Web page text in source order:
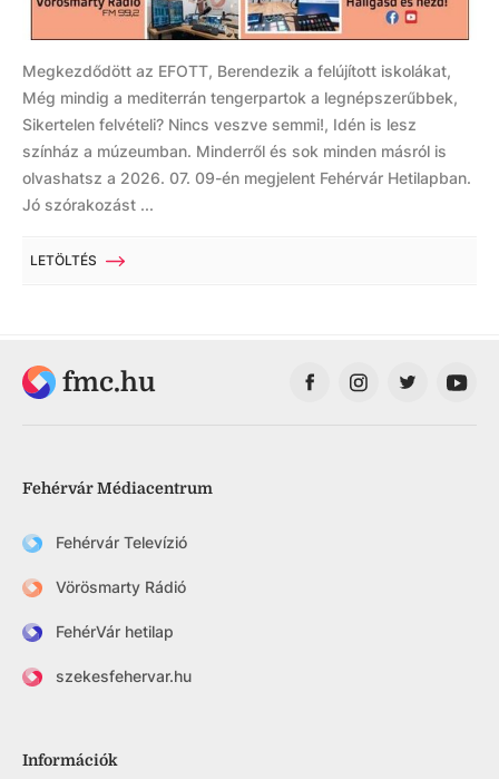
Megkezdődött az EFOTT, Berendezik a felújított iskolákat,
Még mindig a mediterrán tengerpartok a legnépszerűbbek,
Sikertelen felvételi? Nincs veszve semmi!, Idén is lesz
színház a múzeumban. Minderről és sok minden másról is
olvashatsz a 2026. 07. 09-én megjelent Fehérvár Hetilapban.
Jó szórakozást ...
LETÖLTÉS
fmc.hu
Fehérvár Médiacentrum
Fehérvár Televízió
Vörösmarty Rádió
FehérVár hetilap
szekesfehervar.hu
Információk